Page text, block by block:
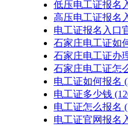
低压电工证报名
高压电工证报名
电工证报名入口
石家庄电工证如
石家庄电工证办
石家庄电工证怎
电工证如何报名
电工证多少钱
电工证怎么报名
电工证官网报名